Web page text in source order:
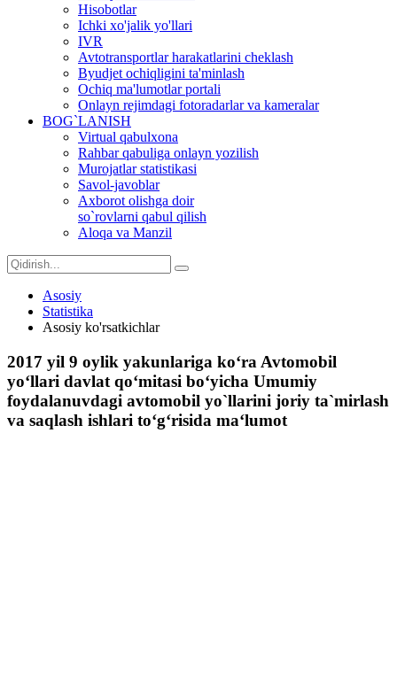
Hisobotlar
Ichki xo'jalik yo'llari
IVR
Avtotransportlar harakatlarini cheklash
Byudjet ochiqligini ta'minlash
Ochiq ma'lumotlar portali
Onlayn rejimdagi fotoradarlar va kameralar
BOG`LANISH
Virtual qabulxona
Rahbar qabuliga onlayn yozilish
Murojatlar statistikasi
Savol-javoblar
Axborot olishga doir
so`rovlarni qabul qilish
Aloqa va Manzil
Asosiy
Statistika
Asosiy ko'rsatkichlar
2017 yil 9 oylik yakunlariga ko‘ra Avtomobil
yo‘llari davlat qo‘mitasi bo‘yicha Umumiy
foydalanuvdagi avtomobil yo`llarini joriy ta`mirlash
va saqlash ishlari to‘g‘risida ma‘lumot